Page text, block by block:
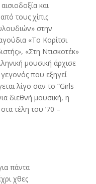
και
τους χίπις
στην
«Το Κορίτσι
«Στη Ντισκοτέκ»
μουσική άρχισε
που εξηγεί
λίγο σαν το “Girls
διεθνή μουσική, η
τέλη του ’70 –
πάντα
χθες